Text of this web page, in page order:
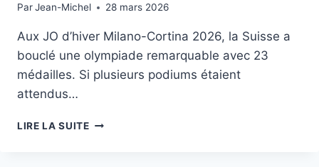
ParJean-Michel
22 février 2026 28 mars 2026
Aux JO d’hiver Milano-Cortina 2026, la Suisse a
bouclé une olympiade remarquable avec 23
médailles. Si plusieurs podiums étaient
attendus…
LIRE LA SUITEQUAND